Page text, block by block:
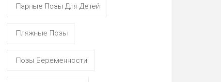
Парные Позы Для Детей
Пляжные Позы
Позы Беременности